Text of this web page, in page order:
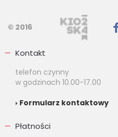
© 2016
Kontakt
telefon czynny
w godzinach 10.00-17.00
Formularz kontaktowy
Płatności